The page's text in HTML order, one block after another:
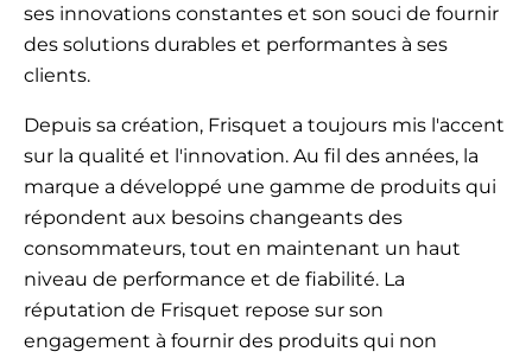
ses innovations constantes et son souci de fournir
des solutions durables et performantes à ses
clients.
Depuis sa création, Frisquet a toujours mis l'accent
sur la qualité et l'innovation. Au fil des années, la
marque a développé une gamme de produits qui
répondent aux besoins changeants des
consommateurs, tout en maintenant un haut
niveau de performance et de fiabilité. La
réputation de Frisquet repose sur son
engagement à fournir des produits qui non